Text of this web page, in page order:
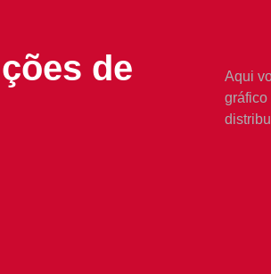
de
Aqui
gráfico